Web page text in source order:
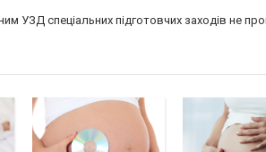
УЗД спеціальних підготовчих заходів не